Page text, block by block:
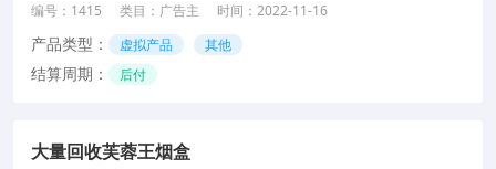
编号： 1415 类目： 广告主 时间： 2022-11-16
产品类型： 虚拟产品 其他
结算周期： 后付
大量回收芙蓉王烟盒